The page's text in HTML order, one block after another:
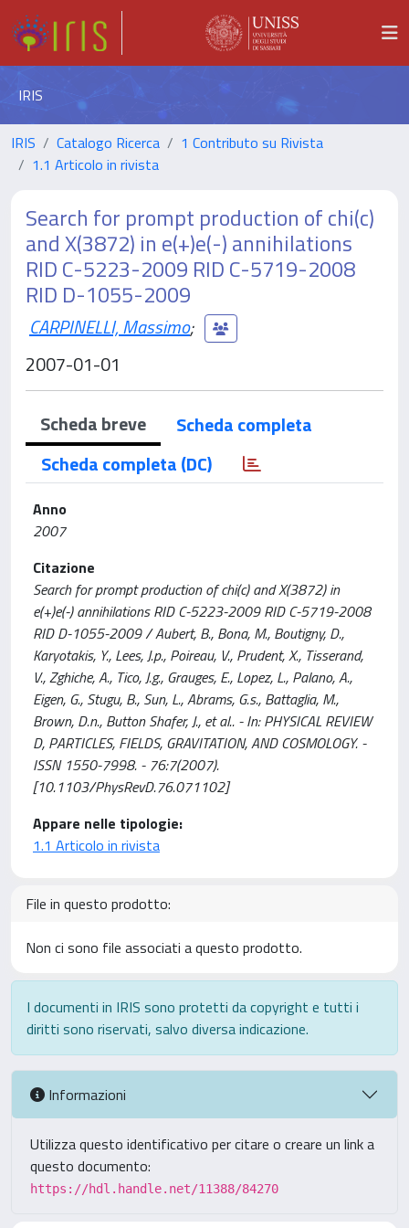
IRIS
IRIS Catalogo Ricerca
1 Contributo su Rivista
1.1 Articolo in rivista
Search for prompt production of chi(c)
and X(3872) in e(+)e(-) annihilations
RID C-5223-2009 RID C-5719-2008
RID D-1055-2009
CARPINELLI, Massimo;
2007-01-01
Scheda breve
Scheda completa
Scheda completa (DC)
Anno
2007
Citazione
Search for prompt production of chi(c) and X(3872) in
e(+)e(-) annihilations RID C-5223-2009 RID C-5719-2008
RID D-1055-2009 / Aubert, B., Bona, M., Boutigny, D.,
Karyotakis, Y., Lees, J.p., Poireau, V., Prudent, X., Tisserand,
V., Zghiche, A., Tico, J.g., Grauges, E., Lopez, L., Palano, A.,
Eigen, G., Stugu, B., Sun, L., Abrams, G.s., Battaglia, M.,
Brown, D.n., Button Shafer, J., et al.. - In: PHYSICAL REVIEW
D, PARTICLES, FIELDS, GRAVITATION, AND COSMOLOGY. -
ISSN 1550-7998. - 76:7(2007).
[10.1103/PhysRevD.76.071102]
Appare nelle tipologie:
1.1 Articolo in rivista
File in questo prodotto:
Non ci sono file associati a questo prodotto.
I documenti in IRIS sono protetti da copyright e tutti i
diritti sono riservati, salvo diversa indicazione.
Informazioni
Utilizza questo identificativo per citare o creare un link a
questo documento:
https://hdl.handle.net/11388/84270